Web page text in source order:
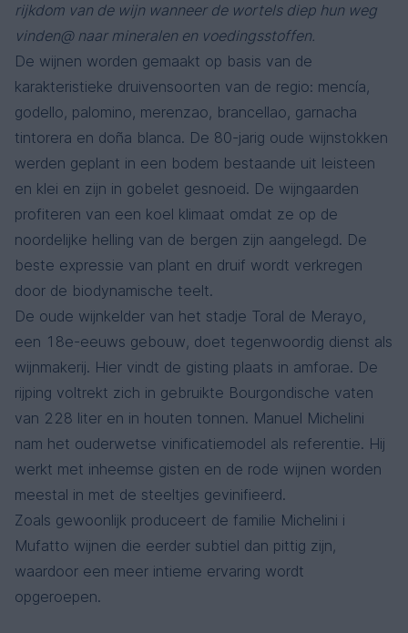
rijkdom van de wijn wanneer de wortels diep hun weg
vinden@ naar mineralen en voedingsstoffen.
De wijnen worden gemaakt op basis van de
karakteristieke druivensoorten van de regio: mencía,
godello, palomino, merenzao, brancellao, garnacha
tintorera en doña blanca. De 80-jarig oude wijnstokken
werden geplant in een bodem bestaande uit leisteen
en klei en zijn in gobelet gesnoeid. De wijngaarden
profiteren van een koel klimaat omdat ze op de
noordelijke helling van de bergen zijn aangelegd. De
beste expressie van plant en druif wordt verkregen
door de biodynamische teelt.
De oude wijnkelder van het stadje Toral de Merayo,
een 18e-eeuws gebouw, doet tegenwoordig dienst als
wijnmakerij. Hier vindt de gisting plaats in amforae. De
rijping voltrekt zich in gebruikte Bourgondische vaten
van 228 liter en in houten tonnen. Manuel Michelini
nam het ouderwetse vinificatiemodel als referentie. Hij
werkt met inheemse gisten en de rode wijnen worden
meestal in met de steeltjes gevinifieerd.
Zoals gewoonlijk produceert de familie Michelini i
Mufatto wijnen die eerder subtiel dan pittig zijn,
waardoor een meer intieme ervaring wordt
opgeroepen.